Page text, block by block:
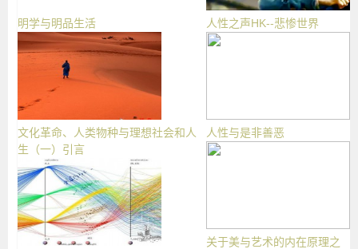
明学与明品生活
文化革命、人类物种与理想社会和人
生（一）引言
人性之声HK--悲惨世界
人性与是非善恶
关于美与艺术的内在原理之